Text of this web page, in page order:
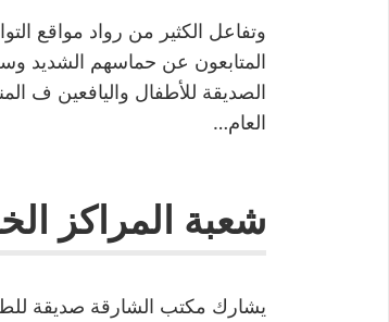
وتفاعل الكثير من رواد مواقع
المتابعون عن حماسهم الشديد
الصديقة للأطفال واليافعين ف
العام…
شعبة المراكز
يشارك مكتب الشارقة صديقة